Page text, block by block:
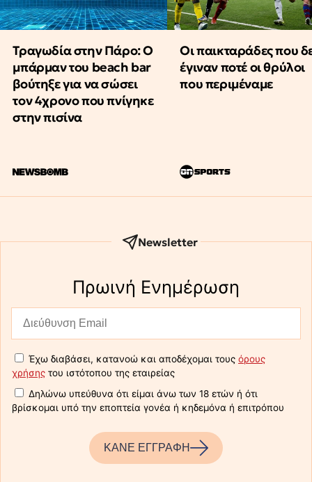
Τραγωδία στην Πάρο: Ο
μπάρμαν του beach bar
βούτηξε για να σώσει
τον 4χρονο που πνίγηκε
στην πισίνα
Οι παικταράδες που
έγιναν ποτέ οι θρύλοι
που περιμέναμε
Newsletter
Πρωινή Eνημέρωση
Έχω διαβάσει, κατανοώ και αποδέχομαι τους όρους
χρήσης του ιστότοπου της εταιρείας
Δηλώνω υπεύθυνα ότι είμαι άνω των 18 ετών ή ότι
βρίσκομαι υπό την εποπτεία γονέα ή κηδεμόνα ή επιτρόπου
ΚΑΝΕ ΕΓΓΡΑΦΗ